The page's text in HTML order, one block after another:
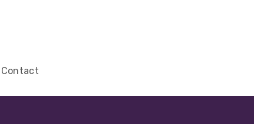
Contact